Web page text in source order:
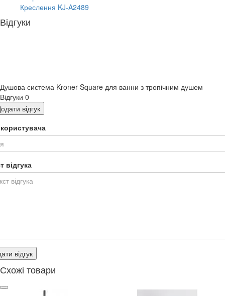
Креслення KJ-A2489
Відгуки
Душова система Kroner Square для ванни з тропічним душем
Відгуки 0
відгук
відгука
відгук
Схожі товари